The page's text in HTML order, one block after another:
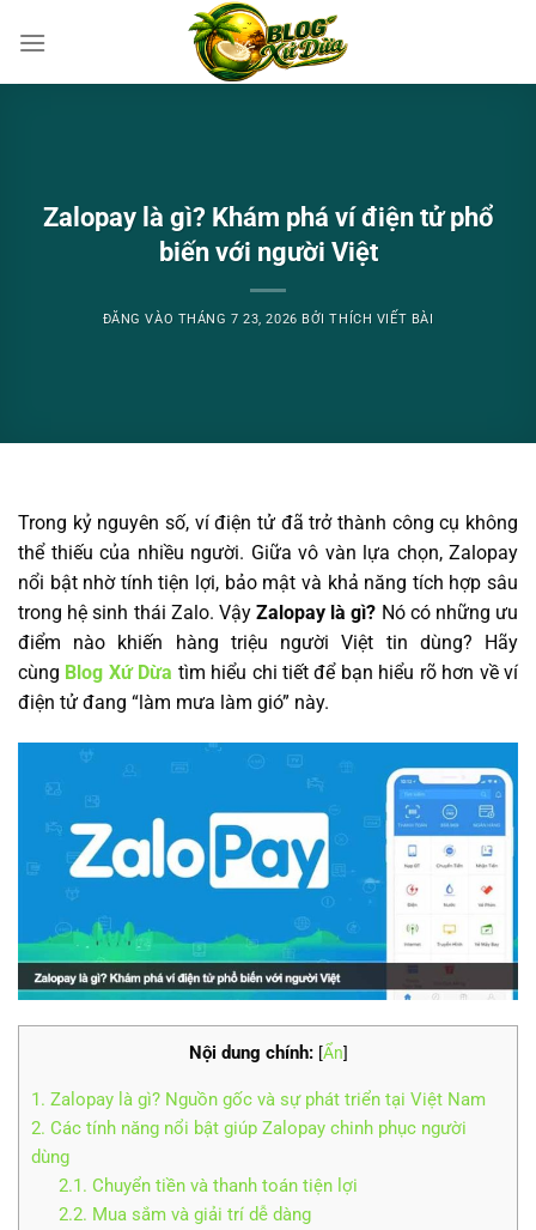
qua
Zalopay là gì? Khám phá ví điện tử phổ
biến với người Việt
ĐĂNG VÀO THÁNG 7 23, 2026 BỞITHÍCH VIẾT BÀI
Trong kỷ nguyên số, ví điện tử đã trở thành công cụ không
thể thiếu của nhiều người. Giữa vô vàn lựa chọn, Zalopay
nổi bật nhờ tính tiện lợi, bảo mật và khả năng tích hợp sâu
trong hệ sinh thái Zalo. Vậy Zalopay là gì? Nó có những ưu
điểm nào khiến hàng triệu người Việt tin dùng? Hãy
cùng Blog Xứ Dừa tìm hiểu chi tiết để bạn hiểu rõ hơn về ví
điện tử đang “làm mưa làm gió” này.
Nội dung chính: [Ẩn]
1. Zalopay là gì? Nguồn gốc và sự phát triển tại Việt Nam
2. Các tính năng nổi bật giúp Zalopay chinh phục người
dùng
2.1. Chuyển tiền và thanh toán tiện lợi
2.2. Mua sắm và giải trí dễ dàng